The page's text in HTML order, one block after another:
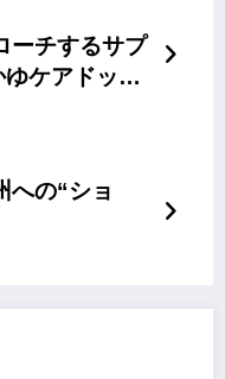
ーチするサプ
ケアドッ
への“ショ